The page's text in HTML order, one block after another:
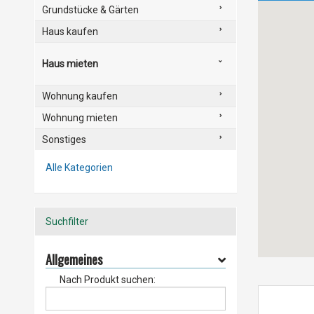
Grundstücke & Gärten
Haus kaufen
Haus mieten
Wohnung kaufen
Wohnung mieten
Sonstiges
Alle Kategorien
Suchfilter
Allgemeines
Nach Produkt suchen: